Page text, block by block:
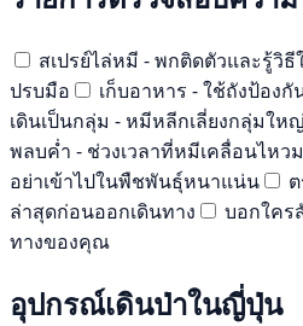
สเปรย์ไล่หมี - พกติดตัวและรู้วิธี
ปรบมือ
เก็บอาหาร - ใช้ถังป้อง
เดินเป็นกลุ่ม - หมีหลีกเลี่ยงกลุ่มใหญ่
พลบค่ำ - ช่วงเวลาที่หมีเคลื่อนไหว
อย่าเข้าไปในพืชพันธุ์หนาแน่น
ล่าสุดก่อนออกเดินทาง
บอกใคร
ทางของคุณ
อุปกรณ์เดินป่าในญี่ปุ่น